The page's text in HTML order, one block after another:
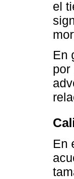
el
En
por
En